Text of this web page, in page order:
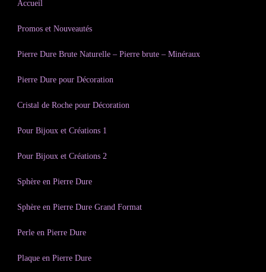
Accueil
Promos et Nouveautés
Pierre Dure Brute Naturelle – Pierre brute – Minéraux
Pierre Dure pour Décoration
Cristal de Roche pour Décoration
Pour Bijoux et Créations 1
Pour Bijoux et Créations 2
Sphère en Pierre Dure
Sphère en Pierre Dure Grand Format
Perle en Pierre Dure
Plaque en Pierre Dure